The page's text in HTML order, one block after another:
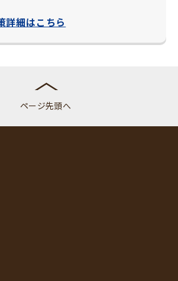
詳細はこちら
ページ先頭へ